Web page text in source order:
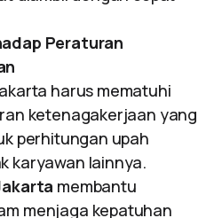
Peraturan
harus mematuhi
ketenagakerjaan yang
perhitungan upah
karyawan lainnya.
membantu
menjaga kepatuhan